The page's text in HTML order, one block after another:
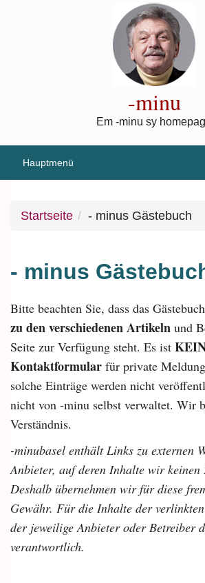
-minu
Em -minu sy
Startseite - minus Gästebuch
- minus
Bitte beachten Sie, dass das
zu den verschiedenen Artikeln und
Seite zur Verfügung steht. Es ist
Kontaktformular für private
solche Einträge werden nicht
nicht von -minu selbst verwaltet. Wir
Verständnis.
-minubasel enthält Links zu externen
Anbieter, auf deren Inhalte wir keinen
Deshalb übernehmen wir für diese
Gewähr. Für die Inhalte der
der jeweilige Anbieter oder Betreiber
verantwortlich.